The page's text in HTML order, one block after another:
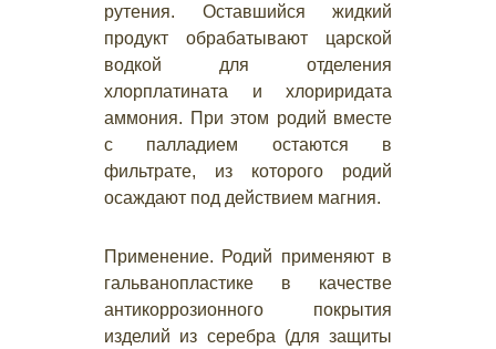
рутения. Оставшийся жидкий
продукт обрабатывают царской
водкой для отделения
хлорплатината и хлориридата
аммония. При этом родий вместе
с палладием остаются в
фильтрате, из которого родий
осаждают под действием магния.
Применение. Родий применяют в
гальванопластике в качестве
антикоррозионного покрытия
изделий из серебра (для защиты